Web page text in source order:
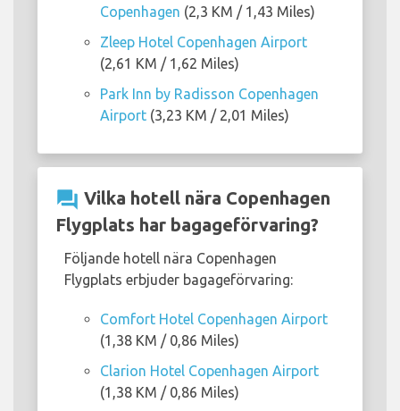
Copenhagen (2,3 KM / 1,43 Miles)
Zleep Hotel Copenhagen Airport
(2,61 KM / 1,62 Miles)
Park Inn by Radisson Copenhagen
Airport (3,23 KM / 2,01 Miles)
question_answer Vilka hotell nära Copenhagen
Flygplats har bagageförvaring?
Följande hotell nära Copenhagen
Flygplats erbjuder bagageförvaring:
Comfort Hotel Copenhagen Airport
(1,38 KM / 0,86 Miles)
Clarion Hotel Copenhagen Airport
(1,38 KM / 0,86 Miles)